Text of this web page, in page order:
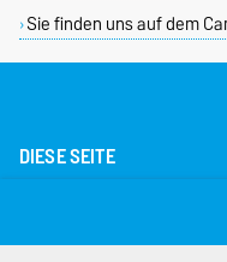
Sie finden uns auf dem
DIESE SEITE
Permalink